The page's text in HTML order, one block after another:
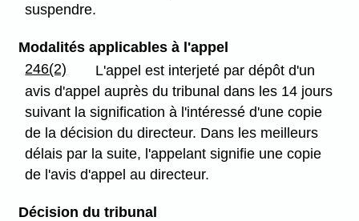
suspendre.
Modalités applicables à l'appel
246(2)
L'appel est interjeté par dépôt d'un
avis d'appel auprès du tribunal dans les 14 jours
suivant la signification à l'intéressé d'une copie
de la décision du directeur. Dans les meilleurs
délais par la suite, l'appelant signifie une copie
de l'avis d'appel au directeur.
Décision du tribunal